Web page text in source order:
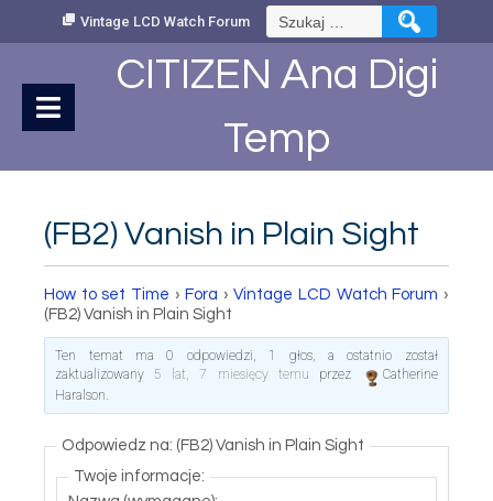
Vintage LCD Watch Forum Szukaj:
CITIZEN Ana Digi
Temp
(FB2) Vanish in Plain Sight
How to set Time › Fora › Vintage LCD Watch Forum ›
(FB2) Vanish in Plain Sight
Ten temat ma 0 odpowiedzi, 1 głos, a ostatnio został
zaktualizowany 5 lat, 7 miesięcy temu przez
Catherine
Haralson.
Odpowiedz na: (FB2) Vanish in Plain Sight
Twoje informacje: